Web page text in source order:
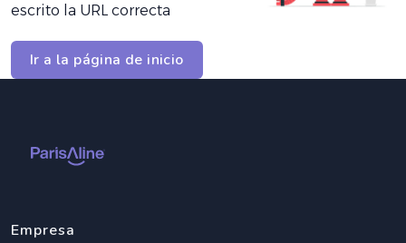
escrito la URL correcta
Ir a la página de inicio
Empresa